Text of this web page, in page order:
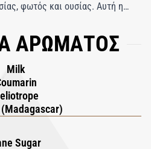
φωτός και ουσίας. Αυτή η
αποπλανήσει μέσω της
αργά, προσκαλώντας τον
κρεμώδη, φωτεινή συμφωνία
ηλιοτρόπιου,
αποχρώσεις και την απαλή
η εισαγωγή προκαλεί αγνότητα
για ένα ταξίδι ήσυχου βάθους.
ΑΡΩΜΑΤΟΣ
Milk
Sugar